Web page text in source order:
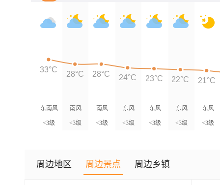
东南风
<3级
南风
<3级
南风
<3级
东风
<3级
东风
<3级
东风
<3级
东风
<3级
33°C
28°C 28°C 24°C 23°C 22°C 21°C
周边地区 周边景点 周边乡镇